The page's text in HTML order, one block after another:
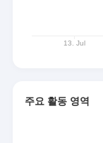
주요 활동 영역